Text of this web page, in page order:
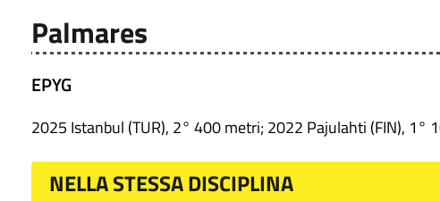
Palmares
EPYG
2025 Istanbul (TUR), 2° 400 metri; 2022 Pajulahti (FIN), 1°
NELLA STESSA DISCIPLINA